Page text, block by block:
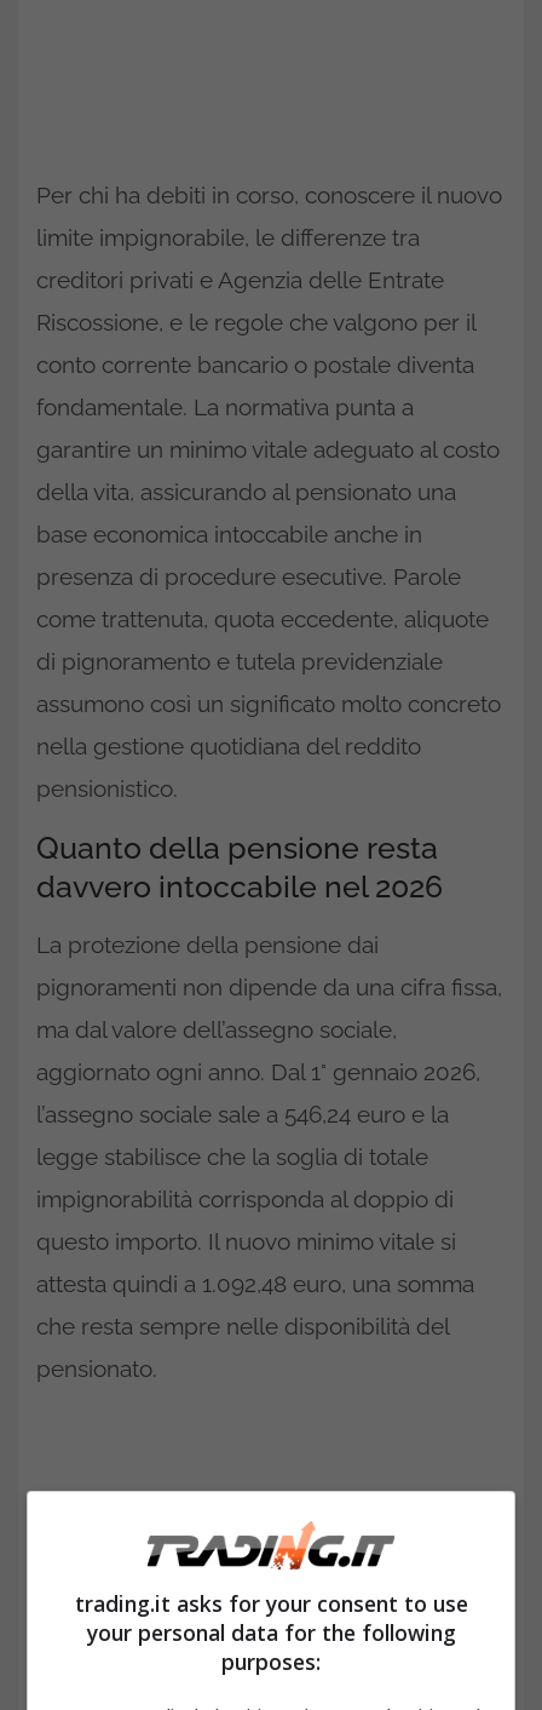
Per chi ha debiti in corso, conoscere il nuovo
limite impignorabile, le differenze tra
creditori privati e Agenzia delle Entrate
Riscossione, e le regole che valgono per il
conto corrente bancario o postale diventa
fondamentale. La normativa punta a
garantire un minimo vitale adeguato al costo
della vita, assicurando al pensionato una
base economica intoccabile anche in
presenza di procedure esecutive. Parole
come trattenuta, quota eccedente, aliquote
di pignoramento e tutela previdenziale
assumono così un significato molto concreto
nella gestione quotidiana del reddito
pensionistico.
Quanto della pensione resta
davvero intoccabile nel 2026
La protezione della pensione dai
pignoramenti non dipende da una cifra fissa,
ma dal valore dell’assegno sociale,
aggiornato ogni anno. Dal 1° gennaio 2026,
l’assegno sociale sale a 546,24 euro e la
legge stabilisce che la soglia di totale
impignorabilità corrisponda al doppio di
questo importo. Il nuovo minimo vitale si
attesta quindi a 1.092,48 euro, una somma
che resta sempre nelle disponibilità del
pensionato.
trading.it asks for your consent to use
your personal data for the following
purposes: